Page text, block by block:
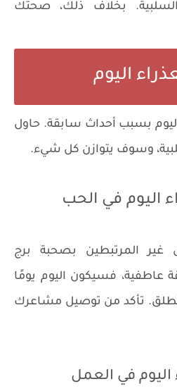
بخلاف ذلك، صحتك
اليوم
بسبب أحداث سابقة. حاول
وسوف يتوازن كل شيء.
اليوم في الحب
المرتبطين بصحبة برج
عاطفية، فسيكون اليوم يومًا
الطلق. تأكد من توصيل مشاعرك
اليوم في العمل